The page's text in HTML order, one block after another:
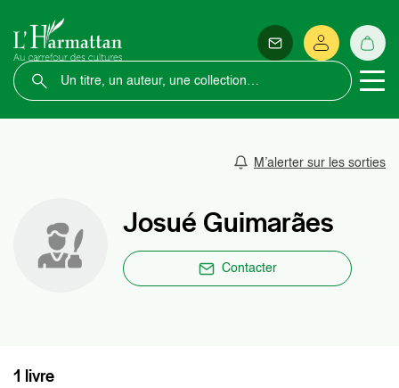
M’alerter sur les sorties
Josué Guimarães
Contacter
1 livre